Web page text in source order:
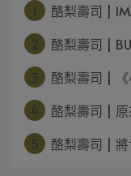
酪梨壽司 |
酪梨壽司 |
酪梨壽司 |
酪梨壽司 |
酪梨壽司 |